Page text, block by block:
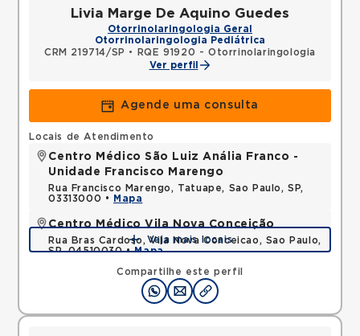
Livia Marge De Aquino Guedes
Otorrinolaringologia Geral
Otorrinolaringologia Pediátrica
CRM 219714/SP •
RQE 91920 - Otorrinolaringologia
Ver perfil
Agende uma consulta
Compartilhe este perfil
Locais de Atendimento
Centro Médico São Luiz Anália Franco -
Unidade Francisco Marengo
Rua Francisco Marengo, Tatuape, Sao Paulo, SP,
03313000 •
Mapa
Centro Médico Vila Nova Conceição
Rua Bras Cardoso, Vila Nova Conceicao, Sao Paulo,
SP, 04510030 •Mapa
Veja mais locais